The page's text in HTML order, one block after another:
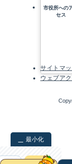
市役所への
セス
サイトマ
ウェブア
最小化